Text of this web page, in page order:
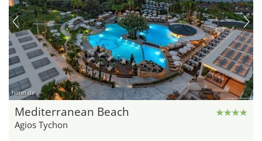
hotel.de
Mediterranean Beach
Agios Tychon